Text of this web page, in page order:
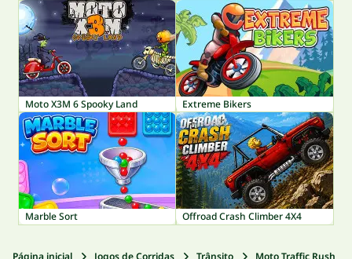
Moto X3M 6 Spooky Land Extreme Bikers
Marble Sort Offroad Crash Climber 4X4
Página inicial Jogos de Corridas Trânsito Moto Traffic Rush